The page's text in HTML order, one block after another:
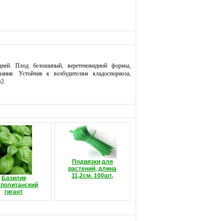
Плод белошипый, веретеновидной формы,
Устойчив к возбудителям кладоспориоза,
Базилик
гигант
Подвязки для
растений, длина
11,2см. 100шт.